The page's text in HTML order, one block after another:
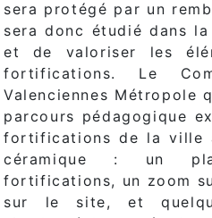
sera protégé par un
sera donc étudié dans
et de valoriser les
fortifications. Le
Valenciennes Métropole
parcours pédagogique
fortifications de la ville
céramique : un
fortifications, un zoom
sur le site, et